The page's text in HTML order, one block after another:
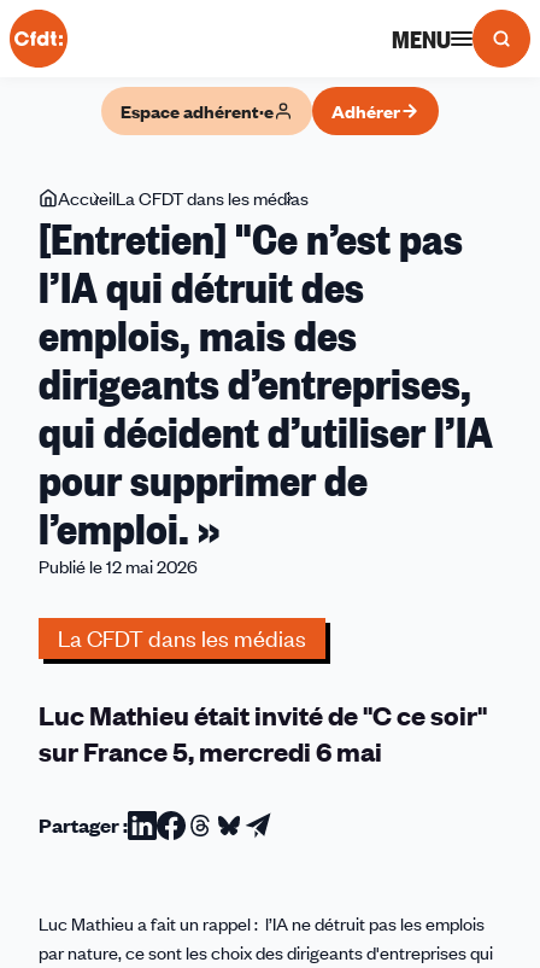
Panneau de gestion des cookies
MENU
Espace adhérent·e Adhérer
Vous
êtes
ici
AccueilLa CFDT dans les médias
"Ce
n’est
pas
l’IA
qui
détruit
des
emplois,
mais
des
décident
pour
de
[Entretien] "Ce n’est pas
l’IA qui détruit des
emplois, mais des
dirigeants d’entreprises,
qui décident d’utiliser l’IA
pour supprimer de
l’emploi. »
Publié le 12 mai 2026
La CFDT dans les médias
Luc Mathieu était invité de "C ce soir"
sur France 5, mercredi 6 mai
Partager :Partager
Linkedin
Partager
Facebook
Partager
Threads
Partager
Bluesky
Partager
email
Luc Mathieu a fait un rappel : l’IA ne détruit pas les emplois
par nature, ce sont les choix des dirigeants d'entreprises qui